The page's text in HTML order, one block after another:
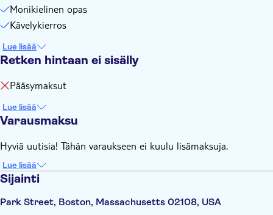
Monikielinen opas
Kävelykierros
Lue lisää
Retken hintaan ei sisälly
Pääsymaksut
Lue lisää
Varausmaksu
Hyviä uutisia! Tähän varaukseen ei kuulu lisämaksuja.
Lue lisää
Sijainti
Park Street, Boston, Massachusetts 02108, USA